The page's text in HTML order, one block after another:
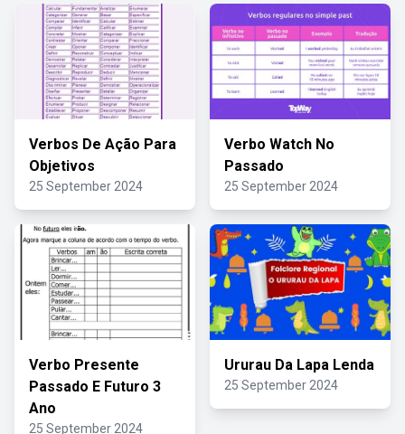
Verbos De Ação Para
Objetivos
25 September 2024
Verbo Watch No
Passado
25 September 2024
Verbo Presente
Passado E Futuro 3
Ano
25 September 2024
Ururau Da Lapa Lenda
25 September 2024